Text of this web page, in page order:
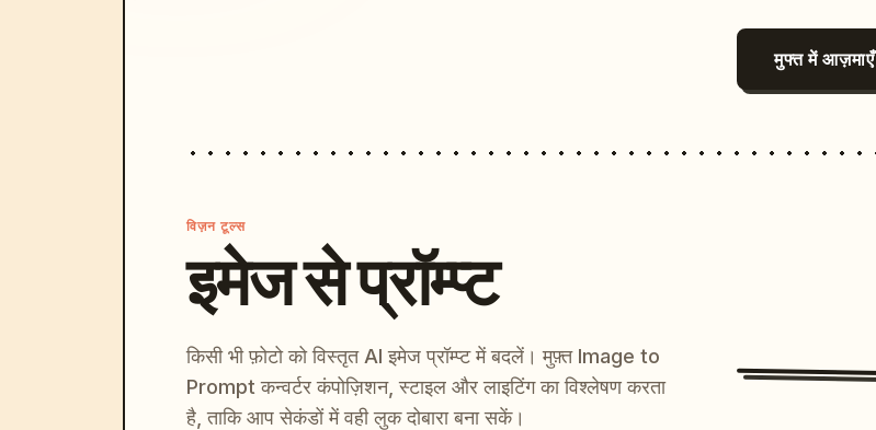
मुफ्त में आज़माएँ
विज़न टूल्स
इमेज से प्रॉम्प्ट
किसी भी फ़ोटो को विस्तृत AI इमेज प्रॉम्प्ट में बदलें। मुफ़्त Image to
Prompt कन्वर्टर कंपोज़िशन, स्टाइल और लाइटिंग का विश्लेषण करता
है, ताकि आप सेकंडों में वही लुक दोबारा बना सकें।